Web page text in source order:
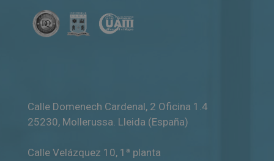
Calle Domenech Cardenal, 2 Oficina 1.4
25230, Mollerussa. Lleida (España)
Calle Velázquez 10, 1ª planta